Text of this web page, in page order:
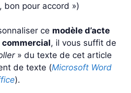
bon pour accord »)
ce modèle d’acte
, il vous suffit de
» du texte de cet article
de texte (Microsoft Word
).